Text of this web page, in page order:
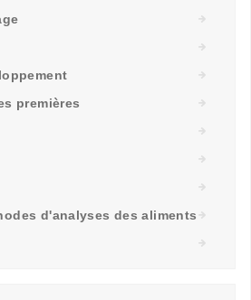
premières
d'analyses des aliments